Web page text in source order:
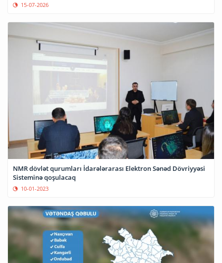
15-07-2026
NMR dövlət qurumları İdarələrarası Elektron Sənəd Dövriyyəsi
Sisteminə qoşulacaq
10-01-2023